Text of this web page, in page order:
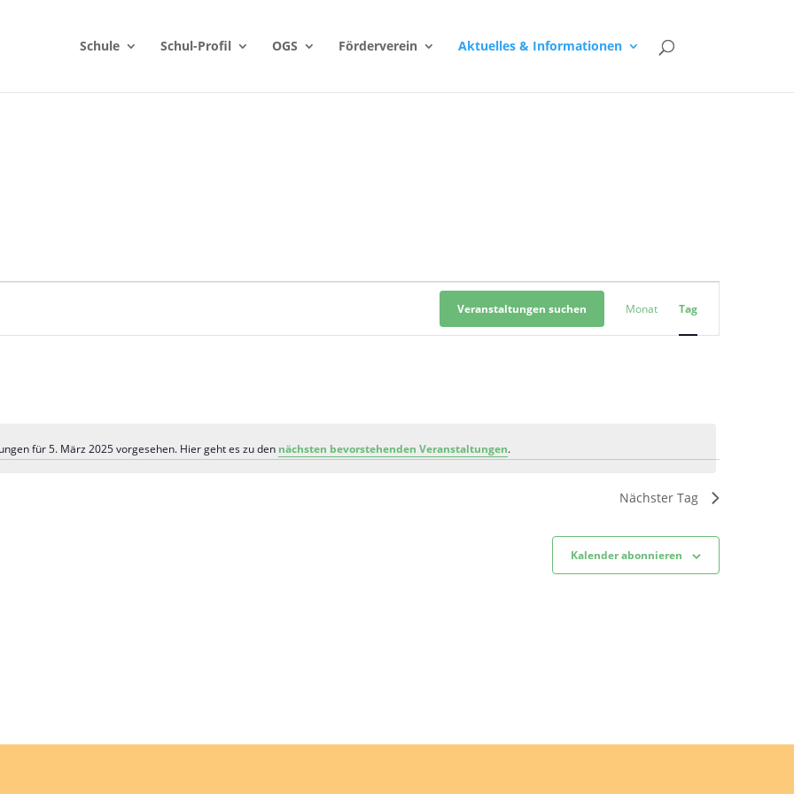
Schule Schul-Profil OGS Förderverein Aktuelles & Informationen
Hinweis
für 5. März 2025 vorgesehen. Hier geht es zu den nächsten bevorstehenden Veranstaltungen.
Veranstaltungen suchen
Ansichten-
Navigation
Monat Tag
Nächster Tag
Kalender abonnieren